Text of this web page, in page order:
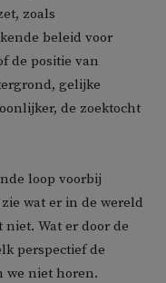
zoals
beleid voor
de positie van
gelijke
de zoektocht
loop voorbij
wat er in de wereld
Wat er door de
perspectief de
we niet horen.